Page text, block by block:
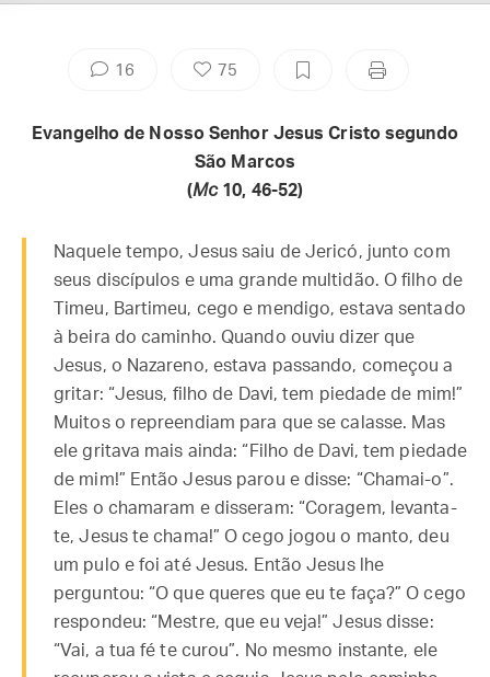
16 75
Evangelho de Nosso Senhor Jesus Cristo segundo
São Marcos
(Mc10, 46-52)
Naquele tempo, Jesus saiu de Jericó, junto com
seus discípulos e uma grande multidão. O filho de
Timeu, Bartimeu, cego e mendigo, estava sentado
à beira do caminho. Quando ouviu dizer que
Jesus, o Nazareno, estava passando, começou a
gritar: “Jesus, filho de Davi, tem piedade de mim!”
Muitos o repreendiam para que se calasse. Mas
ele gritava mais ainda: “Filho de Davi, tem piedade
de mim!” Então Jesus parou e disse: “Chamai-o”.
Eles o chamaram e disseram: “Coragem, levanta-
te, Jesus te chama!” O cego jogou o manto, deu
um pulo e foi até Jesus. Então Jesus lhe
perguntou: “O que queres que eu te faça?” O cego
respondeu: “Mestre, que eu veja!” Jesus disse:
“Vai, a tua fé te curou”. No mesmo instante, ele